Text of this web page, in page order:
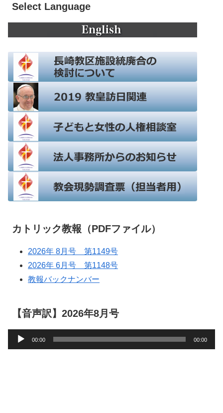
Select Language
カトリック教報（PDFファイル）
2026年 8月号 第1149号
2026年 6月号 第1148号
教報バックナンバー
【音声訳】2026年8月号
声
00:00 00:00